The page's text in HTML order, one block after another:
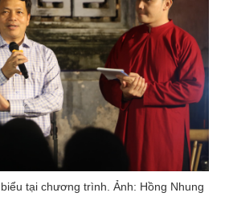
tại chương trình. Ảnh: Hồng Nhung